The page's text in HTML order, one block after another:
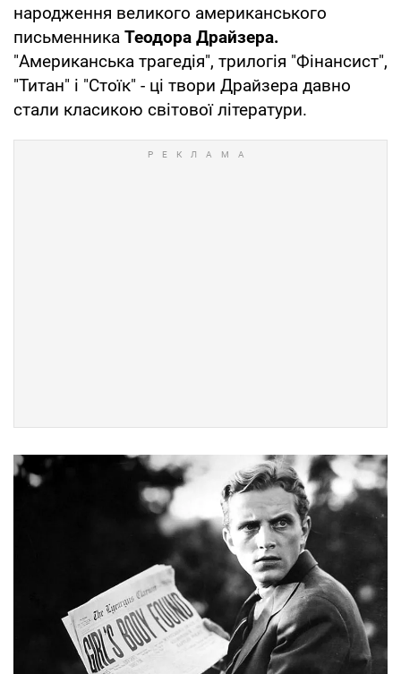
народження великого американського
письменника Теодора Драйзера.
"Американська трагедія", трилогія "Фінансист",
"Титан" і "Стоїк" - ці твори Драйзера давно
стали класикою світової літератури.